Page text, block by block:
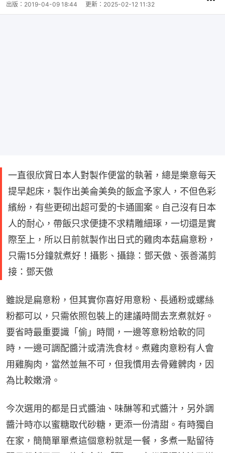
出版： 2019-04-09 18:44 更新： 2025-02-12 11:32
一直很欣賞日本人對製作便當的執著，總是樂意每天
提早起床，製作出美侖美奐的飯盒予家人，不但色彩
繽紛，有些更砌出超可愛的卡通圖案。自己沒有日本
人的耐心，帶飯只求便捷不求精雕細琢，一切還是實
際至上，所以日前就製作出日式的雞肉本菇扁意粉，
只需15分鐘就煮好！攝影、攝錄：鄧天傲、張善滿剪
接：鄧天傲
雖說是扁意粉，但其實你喜好用意粉、長通粉或螺絲
粉都可以，只需依照包裝上的建議時間去烹煮就好。
要省時最重要識「偷」時間，一邊等意粉烚軟的同
時，一邊可調配醬汁或清洗食材。煮雞肉意粉有人會
用雞胸肉，當然並無不可，但我慣用去骨雞髀肉，因
為比較嫩滑。
今次選用的都是日式醬油、味醂等和式醬汁，另外調
醬汁時亦以蜜糖取代砂糖，更添一份清甜。有時獨自
在家，簡簡單單煮這個意粉就是一餐，多煮一點留待